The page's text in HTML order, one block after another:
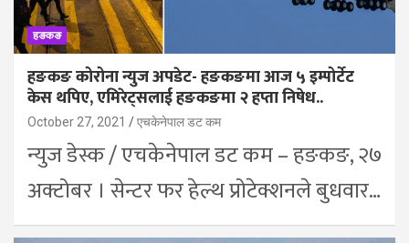
हङकङ
हङकङ कोरोना न्युज अपडेट- हङकङमा आज ५ इम्पोर्टेट
केस थपिए, एमिरेट्सलाई हङकङमा २ हप्ता निषेध..
October 27, 2021 एचकेनेपाल डट कम
न्युज डेस्क / एचकेनेपाल डट कम – हङकङ, २७
अक्टोबर । सेन्टर फर हेल्थ प्रोटेक्शनले बुधवार…